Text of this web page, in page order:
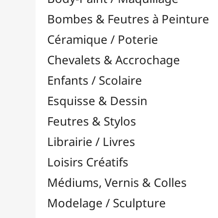
Feutres & Stylos
Librairie / Livres
Loisirs Créatifs
Médiums, Vernis & Colles
Modelage / Sculpture
Peintures / Couleurs
Résines / Moulage
Supports Dessin & Peinture
Transport / Rangement
Boîtes & Mallettes
Cartons à Dessins
Emballages
Press-Books & Pochettes
Sacs & Transport